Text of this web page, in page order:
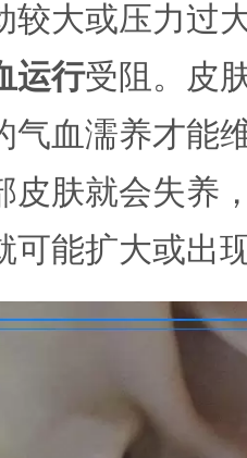
较大或压力过
运行受阻。皮
气血濡养才能
皮肤就会失养
可能扩大或出